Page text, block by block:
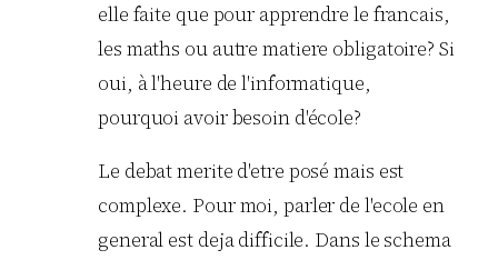
elle faite que pour apprendre le francais,
les maths ou autre matiere obligatoire? Si
oui, à l'heure de l'informatique,
pourquoi avoir besoin d'école?
Le debat merite d'etre posé mais est
complexe. Pour moi, parler de l'ecole en
general est deja difficile. Dans le schema